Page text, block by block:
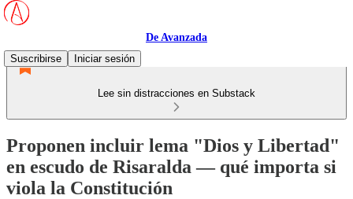
De Avanzada
Suscribirse
Iniciar sesión
Lee sin distracciones en Substack
Proponen incluir lema "Dios y Libertad"
en escudo de Risaralda — qué importa si
viola la Constitución